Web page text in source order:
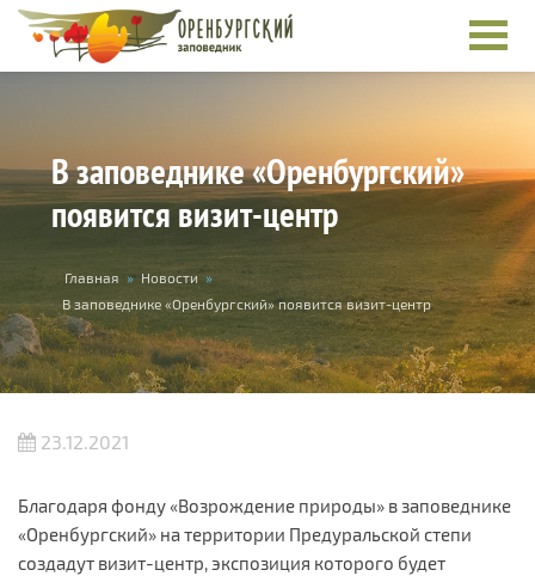
Перейти к основному содержанию
В заповеднике «Оренбургский»
появится визит-центр
Вы здесь
Главная » Новости »
В заповеднике «Оренбургский» появится визит-центр
23.12.2021
Благодаря фонду «Возрождение природы» в заповеднике
«Оренбургский» на территории Предуральской степи
создадут визит-центр, экспозиция которого будет